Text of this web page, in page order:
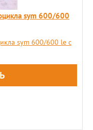
sym 600/600
sym 600/600 le с